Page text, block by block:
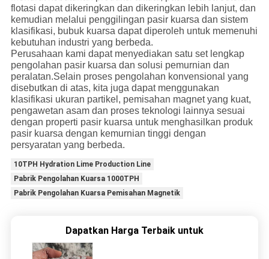
flotasi dapat dikeringkan dan dikeringkan lebih lanjut, dan
kemudian melalui penggilingan pasir kuarsa dan sistem
klasifikasi, bubuk kuarsa dapat diperoleh untuk memenuhi
kebutuhan industri yang berbeda.
Perusahaan kami dapat menyediakan satu set lengkap
pengolahan pasir kuarsa dan solusi pemurnian dan
peralatan.Selain proses pengolahan konvensional yang
disebutkan di atas, kita juga dapat menggunakan
klasifikasi ukuran partikel, pemisahan magnet yang kuat,
pengawetan asam dan proses teknologi lainnya sesuai
dengan properti pasir kuarsa untuk menghasilkan produk
pasir kuarsa dengan kemurnian tinggi dengan
persyaratan yang berbeda.
10TPH Hydration Lime Production Line
Pabrik Pengolahan Kuarsa 1000TPH
Pabrik Pengolahan Kuarsa Pemisahan Magnetik
Dapatkan Harga Terbaik untuk